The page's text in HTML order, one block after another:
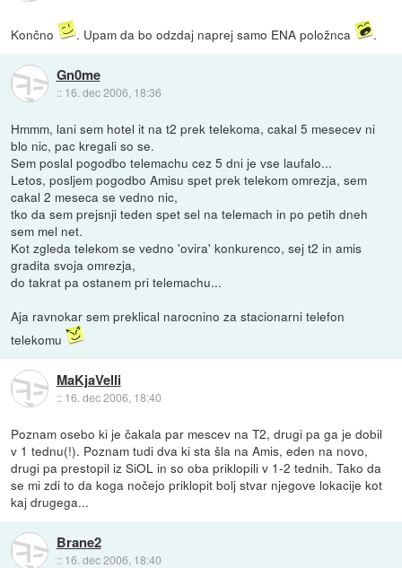
Končno . Upam da bo odzdaj naprej samo ENA položnca .
Gn0me
:: 16. dec 2006, 18:36
Hmmm, lani sem hotel it na t2 prek telekoma, cakal 5 mesecev ni
blo nic, pac kregali so se.
Sem poslal pogodbo telemachu cez 5 dni je vse laufalo...
Letos, posljem pogodbo Amisu spet prek telekom omrezja, sem
cakal 2 meseca se vedno nic,
tko da sem prejsnji teden spet sel na telemach in po petih dneh
sem mel net.
Kot zgleda telekom se vedno 'ovira' konkurenco, sej t2 in amis
gradita svoja omrezja,
do takrat pa ostanem pri telemachu...
Aja ravnokar sem preklical narocnino za stacionarni telefon
telekomu
MaKjaVelli
:: 16. dec 2006, 18:40
Poznam osebo ki je čakala par mescev na T2, drugi pa ga je dobil
v 1 tednu(!). Poznam tudi dva ki sta šla na Amis, eden na novo,
drugi pa prestopil iz SiOL in so oba priklopili v 1-2 tednih. Tako da
se mi zdi to da koga nočejo priklopit bolj stvar njegove lokacije kot
kaj drugega...
Brane2
:: 16. dec 2006, 18:40